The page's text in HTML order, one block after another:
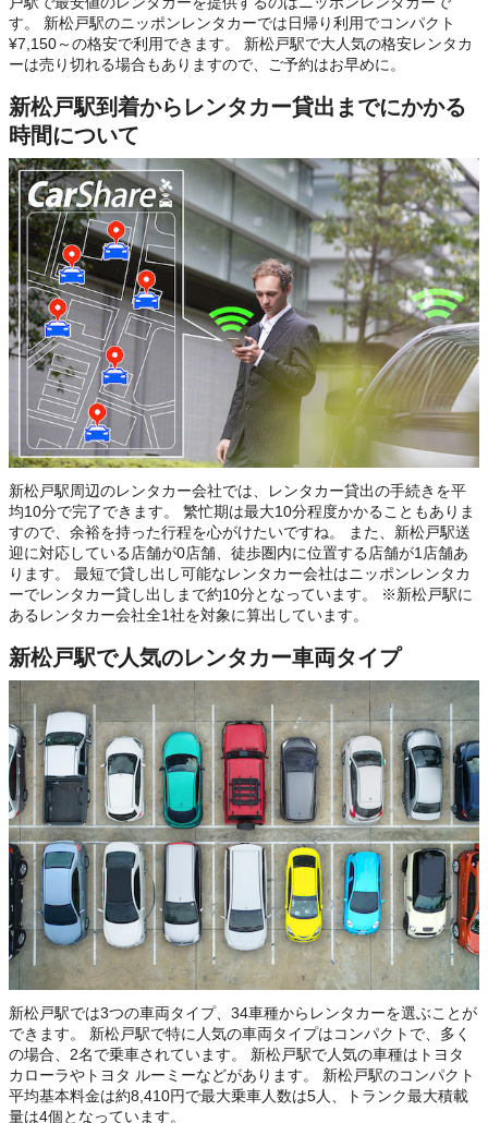
す。 新松戸駅のニッポンレンタカーでは日帰り利用でコンパクト
¥7,150～の格安で利用できます。 新松戸駅で大人気の格安レンタカ
ーは売り切れる場合もありますので、ご予約はお早めに。
新松戸駅到着からレンタカー貸出までにかかる
時間について
新松戸駅周辺のレンタカー会社では、レンタカー貸出の手続きを平
均10分で完了できます。 繁忙期は最大10分程度かかることもありま
すので、余裕を持った行程を心がけたいですね。 また、新松戸駅送
迎に対応している店舗が0店舗、徒歩圏内に位置する店舗が1店舗あ
ります。 最短で貸し出し可能なレンタカー会社はニッポンレンタカ
ーでレンタカー貸し出しまで約10分となっています。 ※新松戸駅に
あるレンタカー会社全1社を対象に算出しています。
新松戸駅で人気のレンタカー車両タイプ
新松戸駅では3つの車両タイプ、34車種からレンタカーを選ぶことが
できます。 新松戸駅で特に人気の車両タイプはコンパクトで、多く
の場合、2名で乗車されています。 新松戸駅で人気の車種はトヨタ
カローラやトヨタ ルーミーなどがあります。 新松戸駅のコンパクト
平均基本料金は約8,410円で最大乗車人数は5人、トランク最大積載
量は4個となっています。